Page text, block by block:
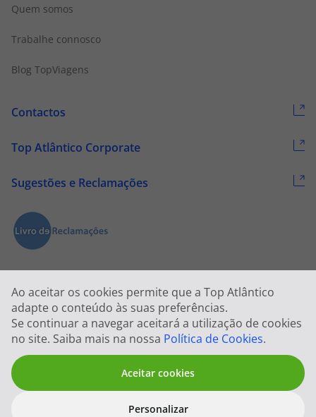
Ao aceitar os cookies permite que a Top Atlântico
adapte o conteúdo às suas preferências.
Se continuar a navegar aceitará a utilização de cookies
no site. Saiba mais na nossa Política de Cookies.
Aceitar cookies
Personalizar
Quem somos
Trabalhe connosco
Blog TopViagens
Contactos
Top Atlântico Corporate
Sugestões e Reclamações
2026 © Todos os direitos reservados:Top Atlântico, Viagens e Turismo